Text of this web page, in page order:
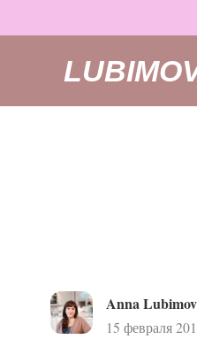
Anna
15 февраля